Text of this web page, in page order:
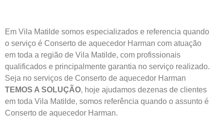
Em Vila Matilde somos especializados e referencia quando
o serviço é Conserto de aquecedor Harman com atuação
em toda a região de Vila Matilde, com profissionais
qualificados e principalmente garantia no serviço realizado.
Seja no serviços de Conserto de aquecedor Harman
TEMOS A SOLUÇÃO, hoje ajudamos dezenas de clientes
em toda Vila Matilde, somos referência quando o assunto é
Conserto de aquecedor Harman.